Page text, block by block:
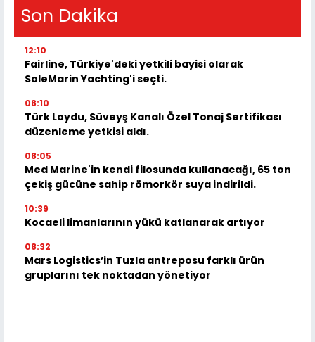
Son Dakika
12:10
Fairline, Türkiye'deki yetkili bayisi olarak
SoleMarin Yachting'i seçti.
08:10
Türk Loydu, Süveyş Kanalı Özel Tonaj Sertifikası
düzenleme yetkisi aldı.
08:05
Med Marine'in kendi filosunda kullanacağı, 65 ton
çekiş gücüne sahip römorkör suya indirildi.
10:39
Kocaeli limanlarının yükü katlanarak artıyor
08:32
Mars Logistics’in Tuzla antreposu farklı ürün
gruplarını tek noktadan yönetiyor